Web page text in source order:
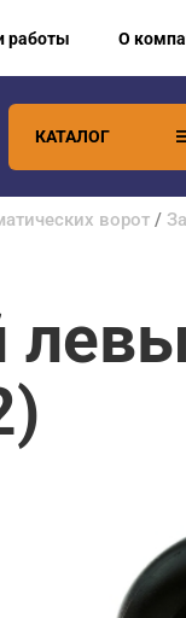
работы О
КАТАЛОГ
ворот /